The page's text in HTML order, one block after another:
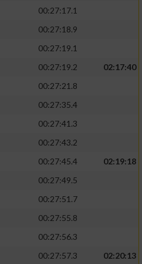
00:27:17.1
00:27:18.9
00:27:19.1
00:27:19.2
02:17:40
00:27:21.8
00:27:35.4
00:27:41.3
00:27:43.2
00:27:45.4
02:19:18
00:27:49.5
00:27:51.7
00:27:55.8
00:27:56.3
00:27:57.3 02:20:13